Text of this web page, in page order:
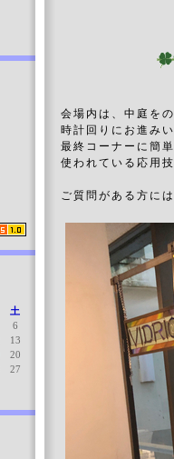
会場内は、中庭を
時計回りにお進み
最終コーナーに簡
使われている応用
ご質問がある方に
土
6
13
20
27